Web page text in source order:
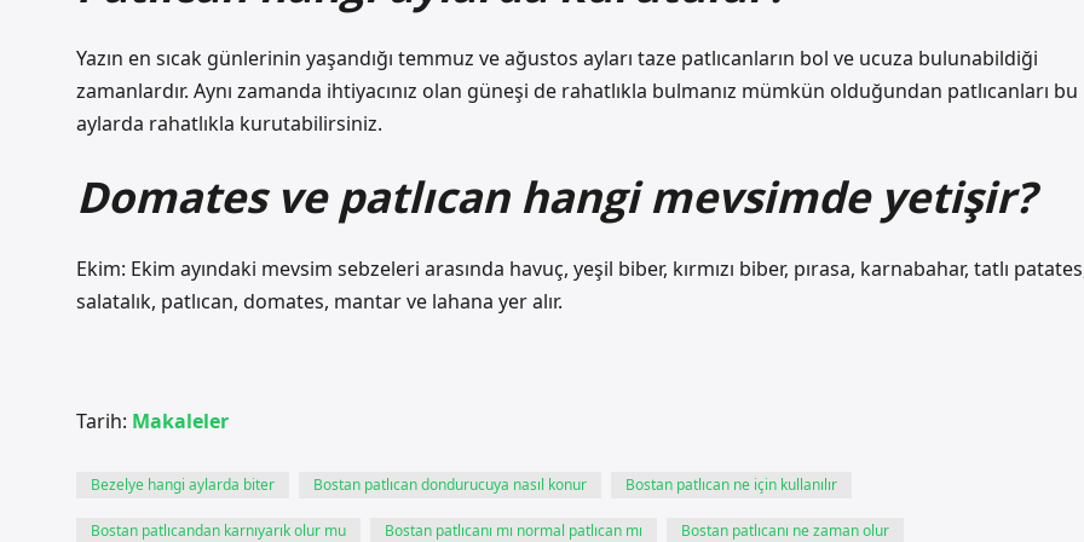
Yazın en sıcak günlerinin yaşandığı temmuz ve ağustos ayları taze patlıcanların bol ve ucuza bulunabildiği
zamanlardır. Aynı zamanda ihtiyacınız olan güneşi de rahatlıkla bulmanız mümkün olduğundan patlıcanları bu
aylarda rahatlıkla kurutabilirsiniz.
Domates ve patlıcan hangi mevsimde yetişir?
Ekim: Ekim ayındaki mevsim sebzeleri arasında havuç, yeşil biber, kırmızı biber, pırasa, karnabahar, tatlı
salatalık, patlıcan, domates, mantar ve lahana yer alır.
Tarih: Makaleler
Bezelye hangi aylarda biter Bostan patlıcan dondurucuya nasıl konur Bostan patlıcan ne için kullanılır
Bostan patlıcandan karnıyarık olur mu Bostan patlıcanı mı normal patlıcan mı Bostan patlıcanı ne zaman olur